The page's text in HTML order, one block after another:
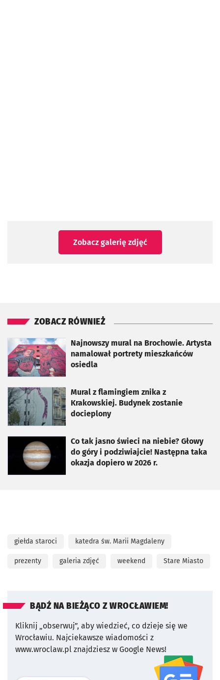
Zobacz galerię zdjęć
ZOBACZ RÓWNIEŻ
Najnowszy mural na Brochowie. Artysta
namalował portrety mieszkańców
osiedla
otworzy się w nowej karcie
Mural z flamingiem znika z
Krakowskiej. Budynek zostanie
docieplony
otworzy się w nowej karcie
Co tak jasno świeci na niebie? Głowy
do góry i podziwiajcie! Następna taka
okazja dopiero w 2026 r.
otworzy się w nowej karcie
giełda staroci katedra św. Marii Magdaleny
prezenty galeria zdjęć weekend Stare Miasto
BĄDŹ NA BIEŻĄCO Z WROCŁAWIEM!
Kliknij „obserwuj”, aby wiedzieć, co dzieje się we
Wrocławiu. Najciekawsze wiadomości z
www.wroclaw.pl znajdziesz w Google News!